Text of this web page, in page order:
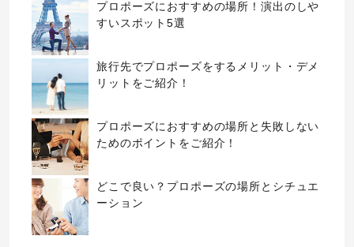
プロポーズにおすすめの場所！演出のしや
すいスポット5選
旅行先でプロポーズをするメリット・デメ
リットをご紹介！
プロポーズにおすすめの場所と失敗しない
ためのポイントをご紹介！
どこで良い？プロポーズの場所とシチュエ
ーション